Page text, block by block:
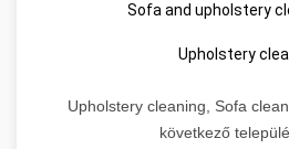
Sofa and upholstery
Upholstery
Upholstery cleaning, Sofa
következő